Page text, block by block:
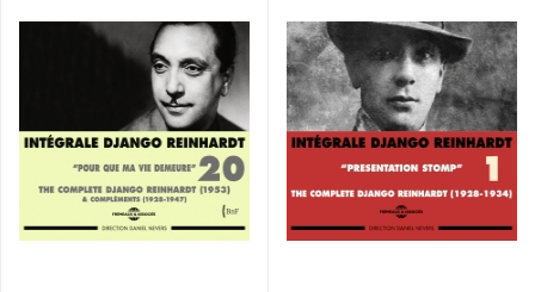
aussi une façon de mettre en lumière une conception de la
liberté dans la création."
Yves Sportis - Jazz Hot
"Une réédition d’exception ! Depuis quelques années
maintenant, les éditions Frémeaux ont entrepris la
publication d’une intégrale des enregistrement de Django
Reinhardt. La présentation soignée (les livrets sont une
mine d’informations), la restitution sonore établie à partir